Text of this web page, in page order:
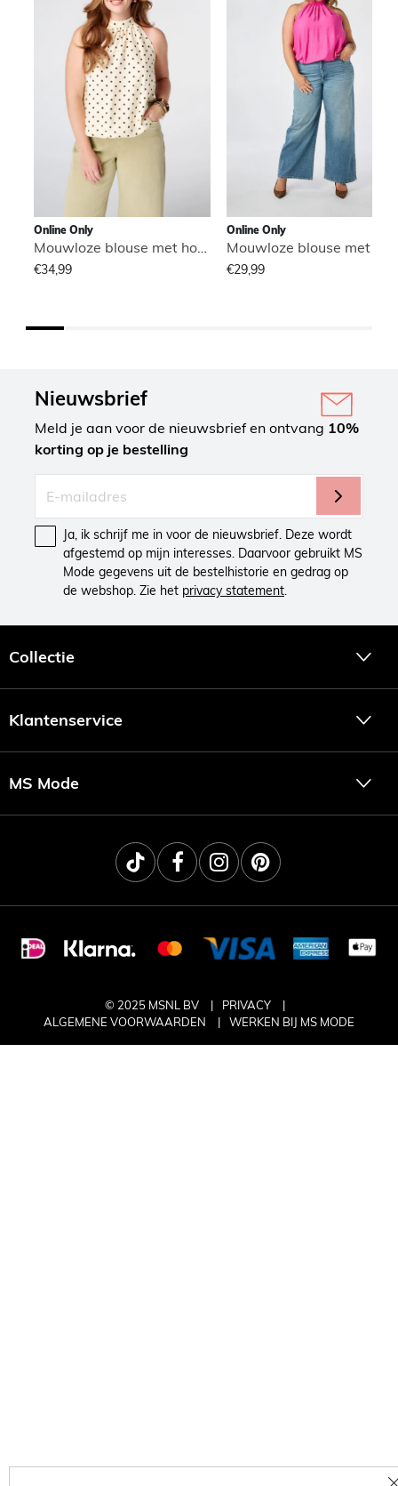
Online Only
€34,99
Online Only
€29,99
Nieuwsbrief
Meld je aan voor de nieuwsbrief en ontvang 10%
korting op je bestelling
Ja, ik schrijf me in voor de nieuwsbrief. Deze wordt
afgestemd op mijn interesses. Daarvoor gebruikt MS
Mode gegevens uit de bestelhistorie en gedrag op
de webshop. Zie het privacy statement.
Collectie
Klantenservice
MS Mode
© 2025 MSNL BV
PRIVACY
ALGEMENE VOORWAARDEN
WERKEN BIJ MS MODE